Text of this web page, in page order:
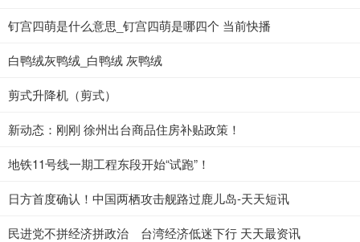
钉宫四萌是什么意思_钉宫四萌是哪四个 当前快播
白鸭绒灰鸭绒_白鸭绒 灰鸭绒
剪式升降机（剪式）
新动态：刚刚 徐州出台商品住房补贴政策！
地铁11号线一期工程东段开始“试跑”！
日方首度确认！中国两栖攻击舰路过鹿儿岛-天天短讯
民进党不拼经济拼政治 台湾经济低迷下行 天天最资讯